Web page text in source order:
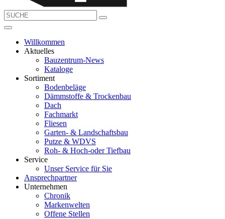
Willkommen
Aktuelles
Bauzentrum-News
Kataloge
Sortiment
Bodenbeläge
Dämmstoffe & Trockenbau
Dach
Fachmarkt
Fliesen
Garten- & Landschaftsbau
Putze & WDVS
Roh- & Hoch-oder Tiefbau
Service
Unser Service für Sie
Ansprechpartner
Unternehmen
Chronik
Markenwelten
Offene Stellen